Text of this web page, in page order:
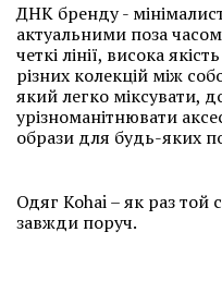
ДНК бренду -
актуальними поза
четкі лінії, висока
різних колекцій між
який легко міксувати,
урізноманітнювати
образи для будь-яких
Одяг Kohai – як раз
завжди поруч.